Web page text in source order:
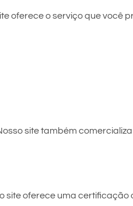
oferece o serviço que você
site também
oferece uma certificação